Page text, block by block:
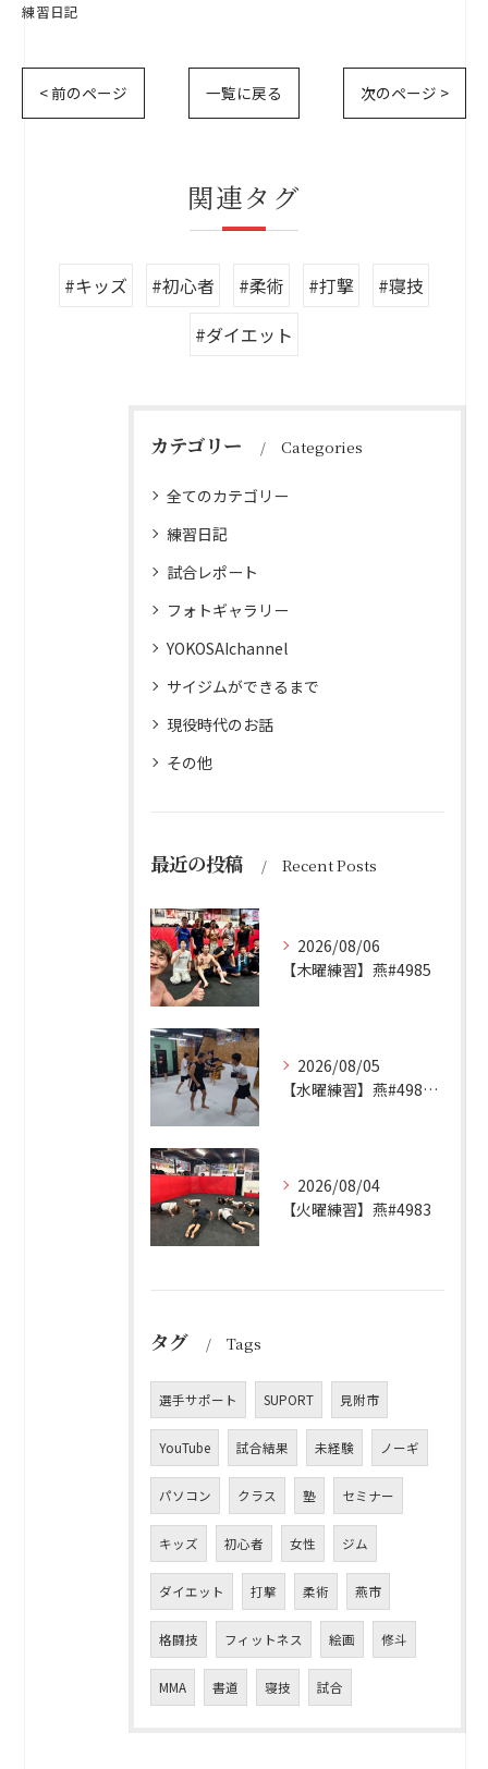
練習日記
< 前のページ 一覧に戻る 次のページ >
関連タグ
#キッズ #初心者 #柔術 #打撃
#寝技
#ダイエット
カテゴリー Categories
全てのカテゴリー
練習日記
試合レポート
フォトギャラリー
YOKOSAIchannel
サイジムができるまで
現役時代のお話
その他
最近の投稿 Recent Posts
2026/08/06
【木曜練習】燕#4985
2026/08/05
【水曜練習】燕#4984見附#492
2026/08/04
【火曜練習】燕#4983
タグ Tags
選手サポート SUPORT 見附市
YouTube 試合結果 未経験 ノーギ
パソコン クラス 塾 セミナー
キッズ 初心者 女性 ジム
ダイエット 打撃 柔術 燕市
格闘技 フィットネス 絵画 修斗
MMA 書道 寝技 試合